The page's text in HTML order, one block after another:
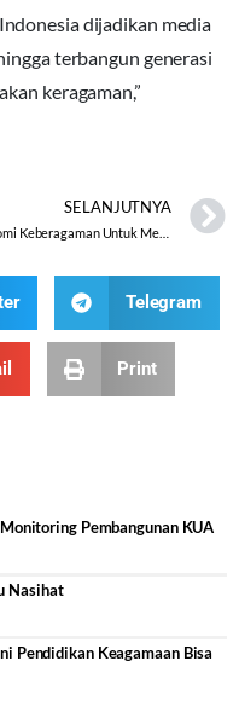
dijadikan media
terbangun generasi
keragaman,”
SELANJUTNYA
Anatomi Keberagaman Untuk Meneguhkan Moderasi Beragama
Telegram
Print
Pembangunan KUA
Nasihat
Pendidikan Keagamaan Bisa